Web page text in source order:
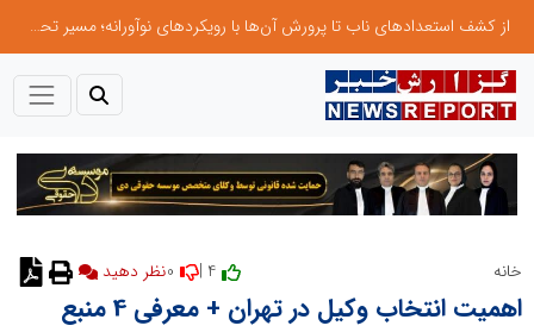
از کشف استعدادهای ناب تا پرورش آن‌ها با رویکردهای نوآورانه؛ مسیر تحول‌آفرین شنای ایران در سطح جهانی
خانه نظر دهید
اهمیت انتخاب وکیل در تهران + معرفی 4 منبع